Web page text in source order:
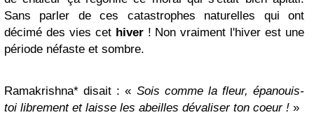
Sans parler de ces catastrophes naturelles qui ont
décimé des vies cet hiver! Non vraiment l'hiver est une
période néfaste et sombre.
Ramakrishna* disait : « Sois comme la fleur, épanouis-
toi librement et laisse les abeilles dévaliser ton coeur ! »